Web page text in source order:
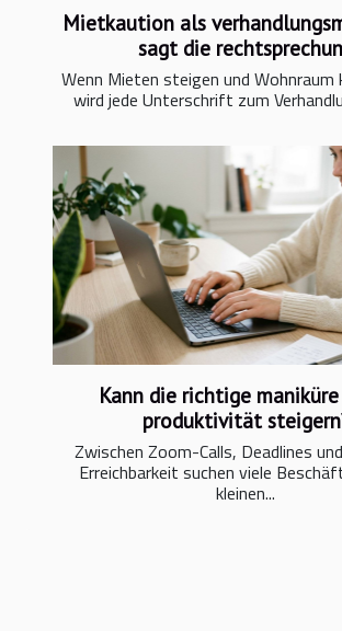
Mietkaution als
sagt die
Wenn Mieten steigen und Wohnraum
wird jede Unterschrift zum
Kann die richtige
produktivität
Zwischen Zoom-Calls, Deadlines
Erreichbarkeit suchen viele
kleinen...